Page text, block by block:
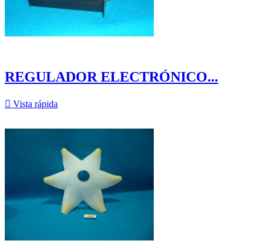
REGULADOR ELECTRÓNICO...
 Vista rápida